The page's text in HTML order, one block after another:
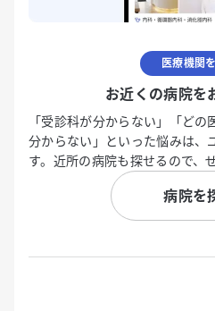
医療機関
お近くの病院を
「受診科が分からない」「ど
分からない」といった悩みは、
す。近所の病院も探せるので、
病院を